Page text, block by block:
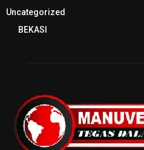
Uncategorized
BEKASI